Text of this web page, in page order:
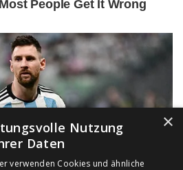
×
Nutzung
Daten
verwenden Cookies und ähnliche